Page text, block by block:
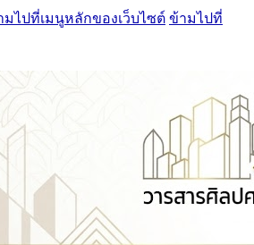
มไปที่เมนูหลักของเว็บไซต์ ข้ามไปที่